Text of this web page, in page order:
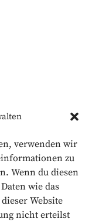
verwenden wir
zu
Wenn du diesen
wie das
Website
nicht erteilst